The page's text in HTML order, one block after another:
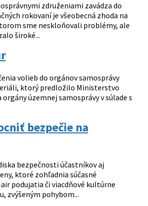
združeniami zavádza do
rokovaní je všeobecná zhoda na
sme neskloňovali problémy, ale
široké...
volieb do orgánov samosprávy
ktorý predložilo Ministerstvo
územnej samosprávy v súlade s
bezpečie na
bezpečnosti účastníkov aj
ktoré zohľadnia súčasné
podujatia či viacdňové kultúrne
zvýšeným pohybom...